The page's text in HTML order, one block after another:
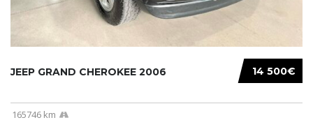
14 500€
JEEP GRAND CHEROKEE 2006
165746 km